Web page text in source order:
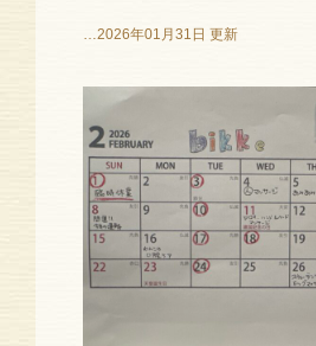
…2026年01月31日 更新